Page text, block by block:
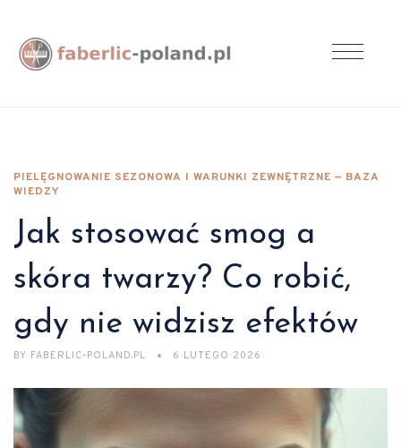
PIELĘGNOWANIE SEZONOWA I WARUNKI ZEWNĘTRZNE — BAZA
WIEDZY
Jak stosować smog a
skóra twarzy? Co robić,
gdy nie widzisz efektów
BY FABERLIC-POLAND.PL 6 LUTEGO 2026